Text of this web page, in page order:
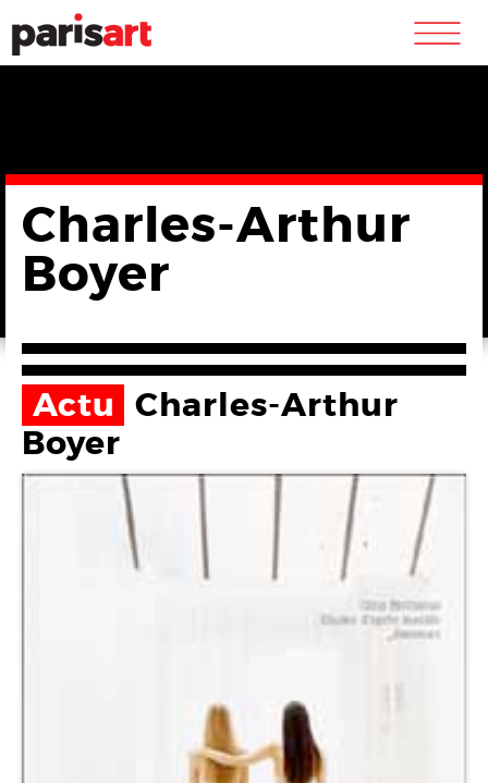
m
Charles-Arthur
Boyer
Actu Charles-Arthur
Boyer